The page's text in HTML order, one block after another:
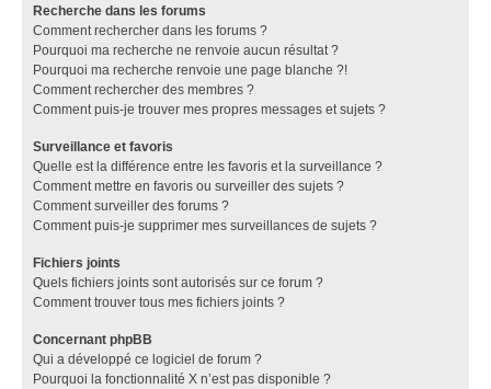
Recherche dans les forums
Comment rechercher dans les forums ?
Pourquoi ma recherche ne renvoie aucun résultat ?
Pourquoi ma recherche renvoie une page blanche ?!
Comment rechercher des membres ?
Comment puis-je trouver mes propres messages et sujets ?
Surveillance et favoris
Quelle est la différence entre les favoris et la surveillance ?
Comment mettre en favoris ou surveiller des sujets ?
Comment surveiller des forums ?
Comment puis-je supprimer mes surveillances de sujets ?
Fichiers joints
Quels fichiers joints sont autorisés sur ce forum ?
Comment trouver tous mes fichiers joints ?
Concernant phpBB
Qui a développé ce logiciel de forum ?
Pourquoi la fonctionnalité X n’est pas disponible ?